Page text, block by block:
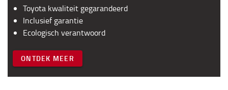
Toyota kwaliteit gegarandeerd
Inclusief garantie
Ecologisch verantwoord
ONTDEK MEER